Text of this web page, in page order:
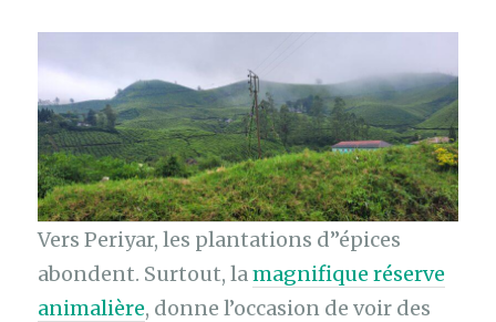
Vers Periyar, les plantations d’’épices
abondent. Surtout, lamagnifique réserve
animalière, donne l’occasion de voir des